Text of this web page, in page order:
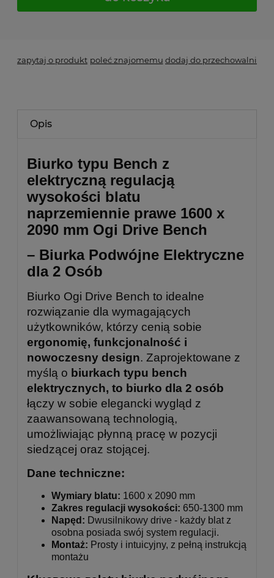
zapytaj o produkt poleć znajomemu dodaj do przechowalni
Opis
Biurko typu Bench z
elektryczną regulacją
wysokości blatu
naprzemiennie prawe 1600 x
2090 mm Ogi Drive Bench
– Biurka Podwójne Elektryczne
dla 2 Osób
Biurko Ogi Drive Bench to idealne
rozwiązanie dla wymagających
użytkowników, którzy cenią sobie
ergonomię, funkcjonalność i
nowoczesny design. Zaprojektowane z
myślą o biurkach typu bench
elektrycznych, to biurko dla 2 osób
łączy w sobie elegancki wygląd z
zaawansowaną technologią,
umożliwiając płynną pracę w pozycji
siedzącej oraz stojącej.
Dane techniczne:
Wymiary blatu: 1600 x 2090 mm
Zakres regulacji wysokości: 650-1300 mm
Napęd: Dwusilnikowy drive - każdy blat z
osobna posiada swój system regulacji.
Montaż: Prosty i intuicyjny, z pełną instrukcją
montażu